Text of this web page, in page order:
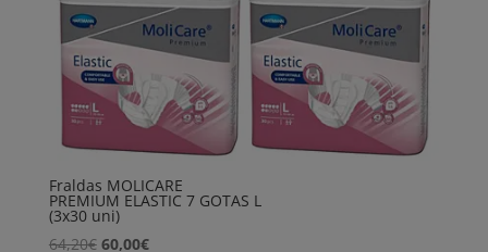
Fraldas MOLICARE
PREMIUM ELASTIC 7 GOTAS L
(3x30 uni)
64,20€ O
60,00€O